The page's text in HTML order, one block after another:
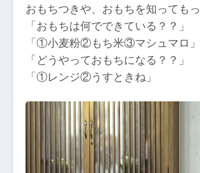
おもちつきや、おもちを知っても
「おもちは何でできている？？」
「①小麦粉②もち米③マシュマ
「どうやっておもちになる？？」
「①レンジ②うすときね